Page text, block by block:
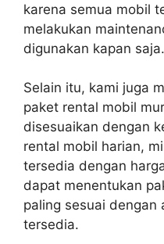
karena semua mobil
melakukan
digunakan kapan saja.
Selain itu, kami juga
paket rental mobil
disesuaikan dengan
rental mobil harian,
tersedia dengan
dapat menentukan
paling sesuai dengan
tersedia.